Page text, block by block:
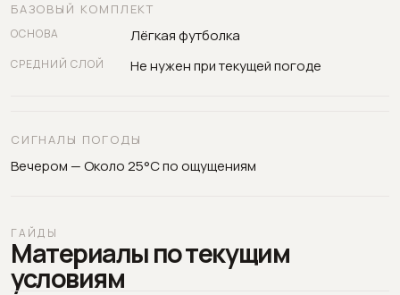
БАЗОВЫЙ КОМПЛЕКТ
ОСНОВА Лёгкая футболка
СРЕДНИЙ СЛОЙ Не нужен при текущей погоде
СИГНАЛЫ ПОГОДЫ
Вечером — Около 25°C по ощущениям
ГАЙДЫ
Материалы по текущим
условиям